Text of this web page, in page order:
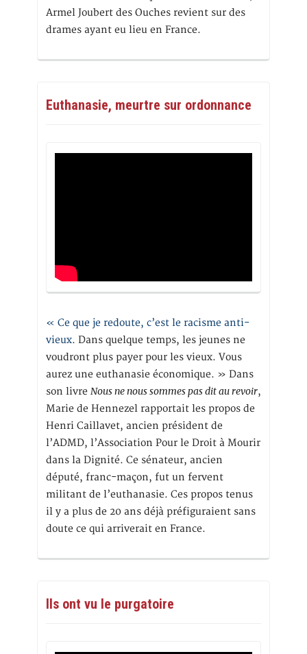
Armel Joubert des Ouches revient sur des
drames ayant eu lieu en France.
Euthanasie, meurtre sur ordonnance
« Ce que je redoute, c’est le racisme anti-
vieux. Dans quelque temps, les jeunes ne
voudront plus payer pour les vieux. Vous
aurez une euthanasie économique. » Dans
son livre Nous ne nous sommes pas dit au revoir,
Marie de Hennezel rapportait les propos de
Henri Caillavet, ancien président de
l’ADMD, l’Association Pour le Droit à Mourir
dans la Dignité. Ce sénateur, ancien
député, franc-maçon, fut un fervent
militant de l’euthanasie. Ces propos tenus
il y a plus de 20 ans déjà préfiguraient sans
doute ce qui arriverait en France.
Ils ont vu le purgatoire